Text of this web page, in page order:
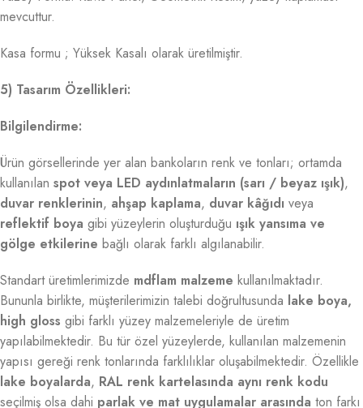
mevcuttur.
Kasa formu ; Yüksek Kasalı olarak üretilmiştir.
5) Tasarım Özellikleri:
Bilgilendirme:
Ürün görsellerinde yer alan bankoların renk ve tonları; ortamda
kullanılan spot veya LED aydınlatmaların (sarı / beyaz ışık),
duvar renklerinin, ahşap kaplama, duvar kâğıdı veya
reflektif boya gibi yüzeylerin oluşturduğu ışık yansıma ve
gölge etkilerine bağlı olarak farklı algılanabilir.
Standart üretimlerimizde mdflam malzeme kullanılmaktadır.
Bununla birlikte, müşterilerimizin talebi doğrultusunda lake boya,
high gloss gibi farklı yüzey malzemeleriyle de üretim
yapılabilmektedir. Bu tür özel yüzeylerde, kullanılan malzemenin
yapısı gereği renk tonlarında farklılıklar oluşabilmektedir. Özellikle
lake boyalarda, RAL renk kartelasında aynı renk kodu
seçilmiş olsa dahi parlak ve mat uygulamalar arasında ton farkı